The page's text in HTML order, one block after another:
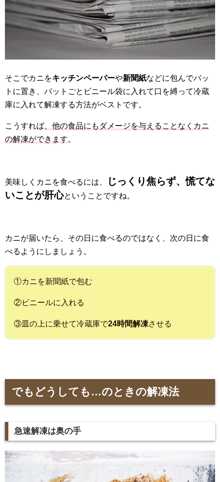
そこでカニをキッチンペーパーや新聞紙などに包んでバッ
トに置き、バットごとビニール袋に入れて口を縛って冷蔵
庫に入れて解凍する方法がベストです。
こうすれば、他の食品にもダメージを与えることなくカニ
の解凍ができます。
美味しくカニを食べるには、
じっくり焦らず、慌てな
いことが肝心ということですね。
カニが届いたら、その日に食べるのではなく、次の日に食
べるようにしましょう。
①カニを新聞紙で包む
②ビニールに入れる
③皿の上に乗せて冷蔵庫で24時間解凍させる
でもどうしても…のときの解凍法
急速解凍は奥の手